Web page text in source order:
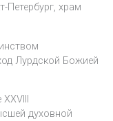
Петербург, храм
Лурдской Божией
духовной